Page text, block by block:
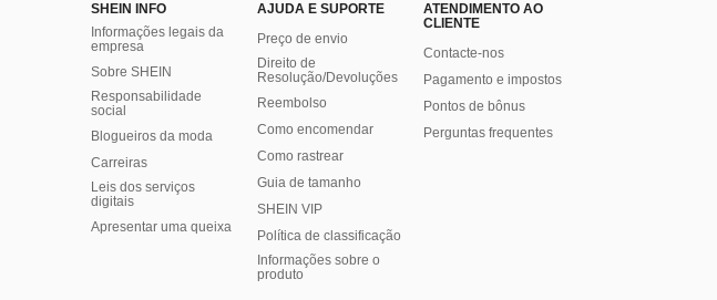
SHEIN INFO
Informações legais da
empresa
Sobre SHEIN
Responsabilidade
social
Blogueiros da moda
Carreiras
Leis dos serviços
digitais
Apresentar uma queixa
AJUDA E SUPORTE
Preço de envio
Direito de
Resolução/Devoluções
Reembolso
Como encomendar
Como rastrear
Guia de tamanho
SHEIN VIP
Política de classificação
​Informações sobre o
produto
ATENDIMENTO AO
CLIENTE
Contacte-nos
Pagamento e impostos
Pontos de bônus
Perguntas frequentes